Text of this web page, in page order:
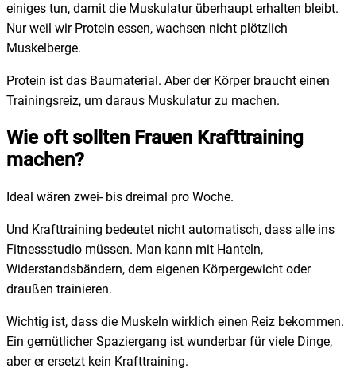
einiges tun, damit die Muskulatur überhaupt erhalten bleibt.
Nur weil wir Protein essen, wachsen nicht plötzlich
Muskelberge.
Protein ist das Baumaterial. Aber der Körper braucht einen
Trainingsreiz, um daraus Muskulatur zu machen.
Wie oft sollten Frauen Krafttraining
machen?
Ideal wären zwei- bis dreimal pro Woche.
Und Krafttraining bedeutet nicht automatisch, dass alle ins
Fitnessstudio müssen. Man kann mit Hanteln,
Widerstandsbändern, dem eigenen Körpergewicht oder
draußen trainieren.
Wichtig ist, dass die Muskeln wirklich einen Reiz bekommen.
Ein gemütlicher Spaziergang ist wunderbar für viele Dinge,
aber er ersetzt kein Krafttraining.